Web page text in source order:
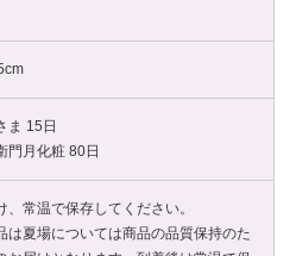
ま 15日
門月化粧 80日
、常温で保存してください。
夏場については商品の品質保持のた